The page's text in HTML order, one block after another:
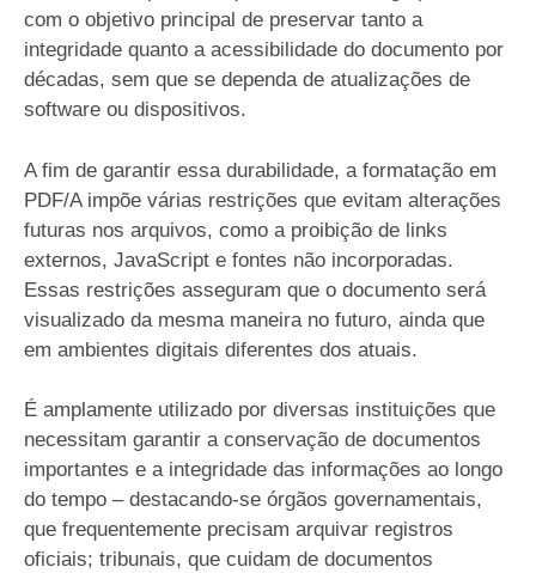
com o objetivo principal de preservar tanto a
integridade quanto a acessibilidade do documento por
décadas, sem que se dependa de atualizações de
software ou dispositivos.
A fim de garantir essa durabilidade, a formatação em
PDF/A impõe várias restrições que evitam alterações
futuras nos arquivos, como a proibição de links
externos, JavaScript e fontes não incorporadas.
Essas restrições asseguram que o documento será
visualizado da mesma maneira no futuro, ainda que
em ambientes digitais diferentes dos atuais.
É amplamente utilizado por diversas instituições que
necessitam garantir a conservação de documentos
importantes e a integridade das informações ao longo
do tempo – destacando-se órgãos governamentais,
que frequentemente precisam arquivar registros
oficiais; tribunais, que cuidam de documentos